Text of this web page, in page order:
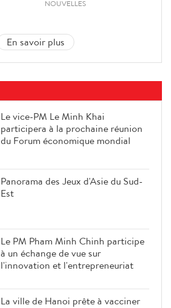
NOUVELLES
En savoir plus
Le vice-PM Le Minh Khai
participera à la prochaine réunion
du Forum économique mondial
Panorama des Jeux d'Asie du Sud-
Est
Le PM Pham Minh Chinh participe
à un échange de vue sur
l'innovation et l'entrepreneuriat
La ville de Hanoi prête à vacciner